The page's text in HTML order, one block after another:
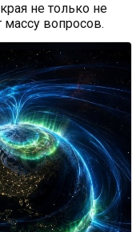
не только не
массу вопросов.